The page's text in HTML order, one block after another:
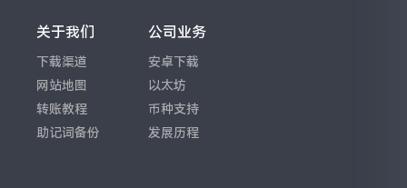
关于我们
下载渠道
网站地图
转账教程
助记词备份
公司业务
安卓下载
以太坊
币种支持
发展历程